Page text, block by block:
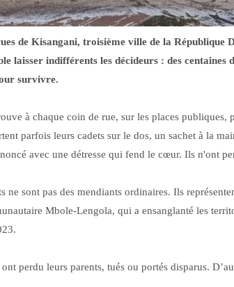
de Kisangani, troisième ville de la
laisser indifférents les décideurs : des centaines
survivre.
à chaque coin de rue, sur les places publiques,
parfois leurs cadets sur le dos, un sachet à la
avec une détresse qui fend le cœur. Ils n'ont
ne sont pas des mendiants ordinaires. Ils
Mbole-Lengola, qui a ensanglanté les
perdu leurs parents, tués ou portés disparus.